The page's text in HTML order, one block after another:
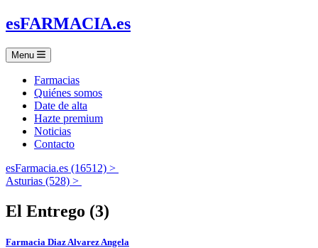
esFARMACIA.es
Menu
Farmacias
Quiénes somos
Date de alta
Hazte premium
Noticias
Contacto
esFarmacia.es (16512) >
Asturias (528) >
El Entrego (3)
Farmacia Diaz Alvarez Angela